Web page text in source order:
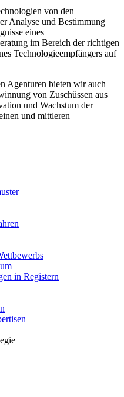
von den
Analyse und Bestimmung
eines
im Bereich der richtigen
Technologieempfängers auf
Agenturen bieten wir auch
von Zuschüssen aus
und Wachstum der
und mittleren
in Registern